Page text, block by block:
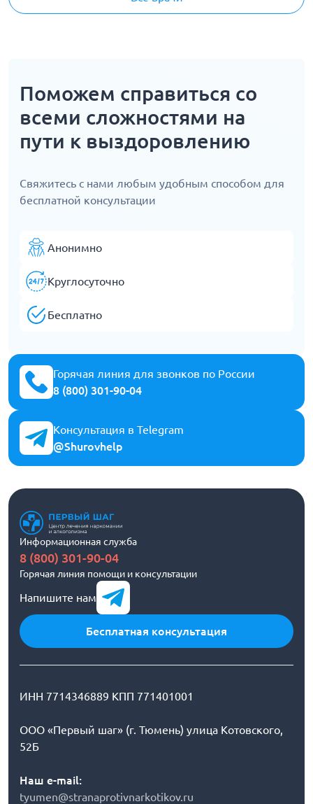
Поможем справиться со
всеми сложностями на
пути к выздоровлению
Свяжитесь с нами любым удобным способом для
бесплатной консультации
Анонимно
Круглосуточно
Бесплатно
Горячая линия для звонков по России
8 (800) 301-90-04
Консультация в Telegram
@Shurovhelp
Информационная служба
8 (800) 301-90-04
Горячая линия помощи и консультации
Напишите нам
Бесплатная консультация
ИНН 7714346889 КПП 771401001
ООО «Первый шаг» (г. Тюмень) улица Котовского,
52Б
Наш e-mail:
tyumen@stranaprotivnarkotikov.ru